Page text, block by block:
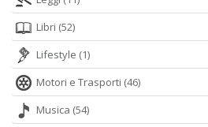
Libri (52)
Lifestyle (1)
Motori e Trasporti (46)
Musica (54)